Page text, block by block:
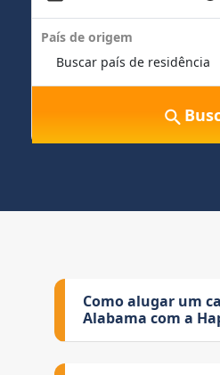
País de origem
Como alugar um
Alabama com a